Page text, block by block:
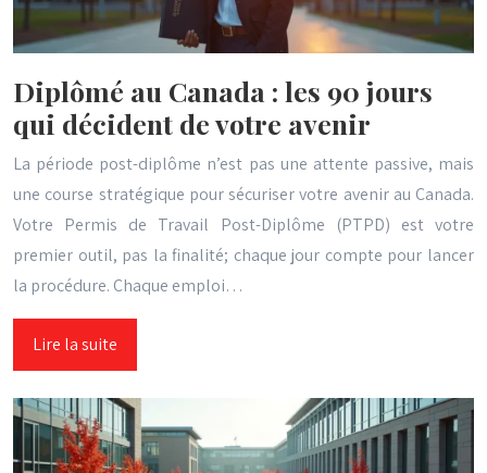
Diplômé au Canada : les 90 jours
qui décident de votre avenir
La période post-diplôme n’est pas une attente passive, mais
une course stratégique pour sécuriser votre avenir au Canada.
Votre Permis de Travail Post-Diplôme (PTPD) est votre
premier outil, pas la finalité; chaque jour compte pour lancer
la procédure. Chaque emploi…
Lire la suite